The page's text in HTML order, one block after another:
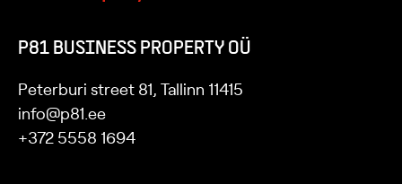
P81 BUSINESS PROPERTY OÜ
Peterburi street 81, Tallinn 11415
info@p81.ee
+372 5558 1694